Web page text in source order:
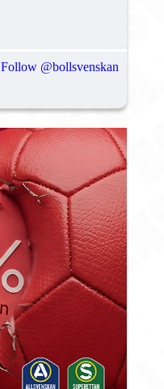
Follow @bollsvenskan